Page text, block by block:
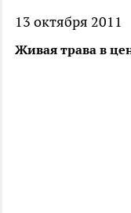
13 октября 2011
Живая трава в